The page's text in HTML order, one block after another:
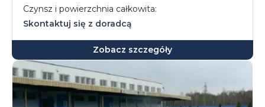
Czynsz i powierzchnia całkowita:
Skontaktuj się z doradcą
Zobacz szczegóły